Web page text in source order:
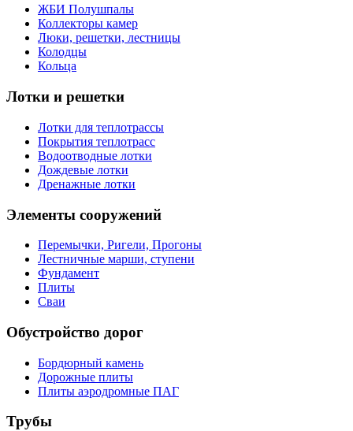
ЖБИ Полушпалы
Коллекторы камер
Люки, решетки, лестницы
Колодцы
Кольца
Лотки и решетки
Лотки для теплотрассы
Покрытия теплотрасс
Водоотводные лотки
Дождевые лотки
Дренажные лотки
Элементы сооружений
Перемычки, Ригели, Прогоны
Лестничные марши, ступени
Фундамент
Плиты
Сваи
Обустройство дорог
Бордюрный камень
Дорожные плиты
Плиты аэродромные ПАГ
Трубы